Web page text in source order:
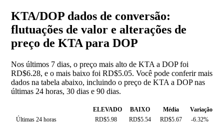
KTA/DOP dados de conversão:
flutuações de valor e alterações de
preço de KTA para DOP
Nos últimos 7 dias, o preço mais alto de KTA a DOP foi
RD$6.28, e o mais baixo foi RD$5.05. Você pode conferir mais
dados na tabela abaixo, incluindo o preço de KTA a DOP nas
últimas 24 horas, 30 dias e 90 dias.
ELEVADO BAIXO Média
Variação
Últimas 24 horas
RD$5.98 RD$5.54 RD$5.67
-6.32%